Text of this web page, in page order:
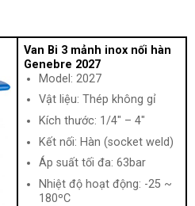
Van Bi 3 mảnh inox nối hàn
Genebre 2027
Model: 2027
Vật liệu: Thép không gỉ
Kích thước: 1/4″ – 4″
Kết nối: Hàn (socket weld)
Áp suất tối đa: 63bar
Nhiệt độ hoạt động: -25 ~
180ºC